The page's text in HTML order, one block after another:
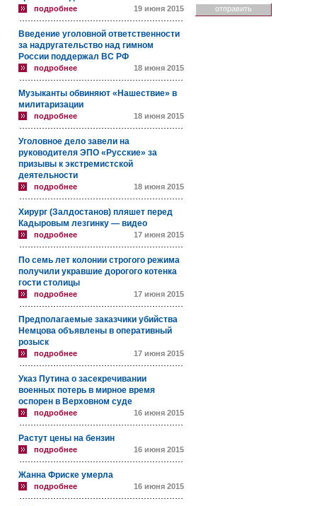
подробнее 19 июня 2015
Введение уголовной ответственности
за надругательство над гимном
России поддержал ВС РФ
подробнее 18 июня 2015
Музыканты обвиняют «Нашествие» в
милитаризации
подробнее 18 июня 2015
Уголовное дело завели на
руководителя ЭПО «Русские» за
призывы к экстремистской
деятельности
подробнее 18 июня 2015
Хирург (Залдостанов) пляшет перед
Кадыровым лезгинку — видео
подробнее 17 июня 2015
По семь лет колонии строгого режима
получили укравшие дорогого котенка
гости столицы
подробнее 17 июня 2015
Предполагаемые заказчики убийства
Немцова объявлены в оперативный
розыск
подробнее 17 июня 2015
Указ Путина о засекречивании
военных потерь в мирное время
оспорен в Верховном суде
подробнее 16 июня 2015
Растут цены на бензин
подробнее 16 июня 2015
Жанна Фриске умерла
подробнее 16 июня 2015